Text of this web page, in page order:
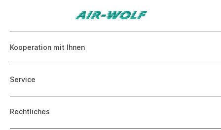
Kooperation mit Ihnen
Service
Rechtliches